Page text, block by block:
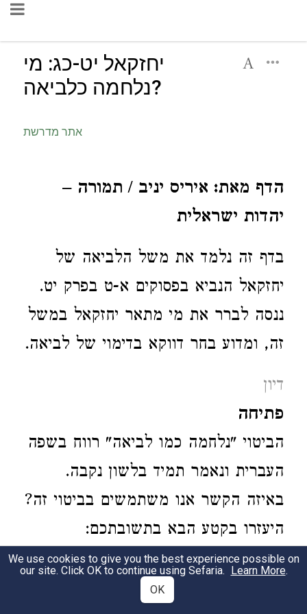
יחזקאל יט-כג: מי
נלחמה כלביאה?
אתר מדרשת
הדף מאת: איריס יניב / תמורה –
יהדות ישראלית
בדף זה נלמד את משל הלביאה של
יחזקאל הנביא בפסוקים א-ט בפרק יט.
ננסה לברר את מי מתאר יחזקאל במשל
זה, ומדוע בחר דווקא בדימוי של לביאה.
דיון
פתיחה
הביטוי "נלחמה כמו לביאה" רווח בשפה
העברית ונאמר תמיד בלשון נקבה.
באיזה הקשר אנו משתמשים בביטוי זה?
היעזרו בקטע הבא בתשובתכם:
אלי אשכנזי מספר על סבתו ביום הזיכרון
לשואה ולגבורה תשע"ו, 5.5.16
We use cookies to give you the best experience possible on
our site. Click OK to continue using Sefaria. Learn More.
OK